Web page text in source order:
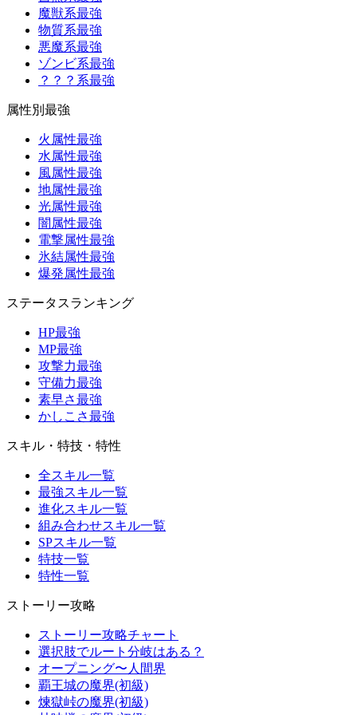
魔獣系最強
物質系最強
悪魔系最強
ゾンビ系最強
？？？系最強
属性別最強
火属性最強
水属性最強
風属性最強
地属性最強
光属性最強
闇属性最強
電撃属性最強
氷結属性最強
爆発属性最強
ステータスランキング
HP最強
MP最強
攻撃力最強
守備力最強
素早さ最強
かしこさ最強
スキル・特技・特性
全スキル一覧
最強スキル一覧
進化スキル一覧
組み合わせスキル一覧
SPスキル一覧
特技一覧
特性一覧
ストーリー攻略
ストーリー攻略チャート
選択肢でルート分岐はある？
オープニング〜人間界
覇王城の魔界(初級)
煉獄峠の魔界(初級)